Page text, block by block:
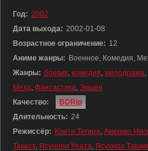
Год: 2002
Дата выхода: 2002-01-08
Возрастное ограничение: 12
Аниме жанры: Военное, Комедия,
Жанры: боевик, комедия, мелодрама,
Меха, Фантастика, Экшен
Качество:
BDRip
Длительность: 24
Режиссёр: Коити Тигира, Акихико
Такасэ, Ясунори Урата, Ясухиро